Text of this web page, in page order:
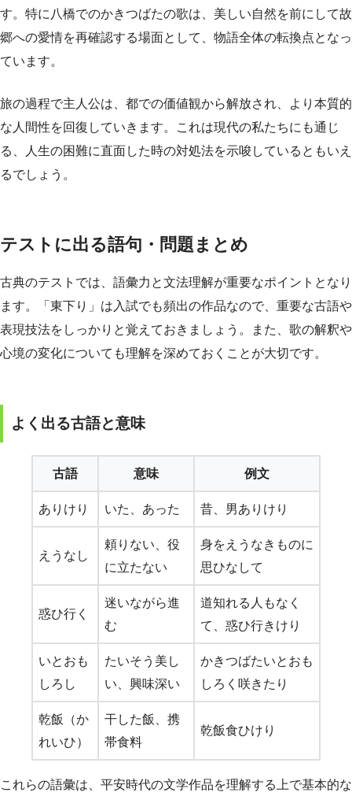
す。特に八橋でのかきつばたの歌は、美しい自然を前にして故
郷への愛情を再確認する場面として、物語全体の転換点となっ
ています。
旅の過程で主人公は、都での価値観から解放され、より本質的
な人間性を回復していきます。これは現代の私たちにも通じ
る、人生の困難に直面した時の対処法を示唆しているともいえ
るでしょう。
テストに出る語句・問題まとめ
古典のテストでは、語彙力と文法理解が重要なポイントとなり
ます。「東下り」は入試でも頻出の作品なので、重要な古語や
表現技法をしっかりと覚えておきましょう。また、歌の解釈や
心境の変化についても理解を深めておくことが大切です。
よく出る古語と意味
古語 意味 例文
ありけり いた、あった 昔、男ありけり
えうなし
頼りない、役
に立たない
身をえうなきものに
思ひなして
惑ひ行く
迷いながら進
む
道知れる人もなく
て、惑ひ行きけり
いとおも
しろし
たいそう美し
い、興味深い
かきつばたいとおも
しろく咲きたり
乾飯（か
れいひ）
干した飯、携
帯食料
乾飯食ひけり
これらの語彙は、平安時代の文学作品を理解する上で基本的な